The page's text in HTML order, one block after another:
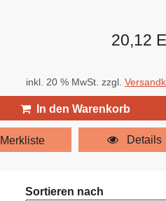
20,12
inkl. 20 % MwSt. zzgl.
In den Warenkorb
Merkliste Details
Sortieren nach